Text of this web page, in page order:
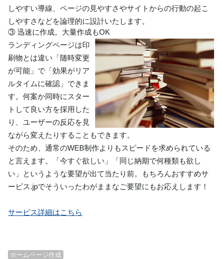
しやすい導線、ページの見やすさやサイトからの行動の起こ
しやすさなどを論理的に設計いたします。
③ 迅速に作成。大量作成もOK
ランディングページは印
刷物とは違い「随時変更
が可能」で「効果がリア
ルタイムに確認」できま
す。何案か同時にスター
トして良い方を採用した
り、ユーザーの反応を見
ながら変えたりすることもできます。
そのため、通常のWEB制作よりもスピードを求められている
と言えます。「今すぐ欲しい」「同じ納期で何種類も欲し
い」というような要望が出て当たり前。もちろんおすすめサ
ービス.jpでそういったわがままなご要望にもお応えします！
サービス詳細はこちら
ホームページ作成